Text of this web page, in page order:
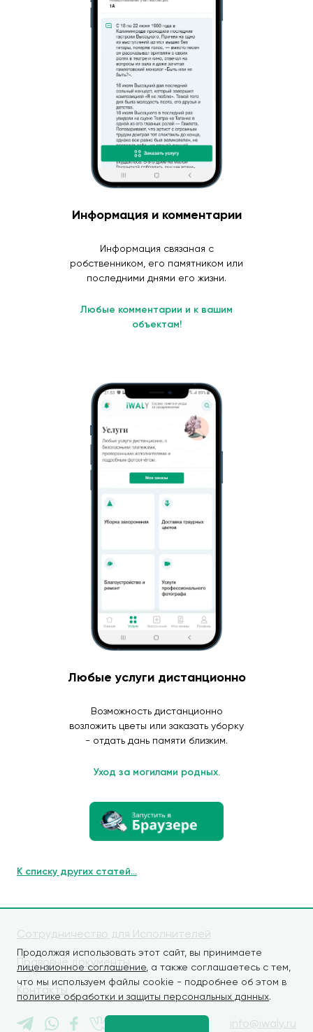
Продолжая использовать этот сайт, вы принимаете
лицензионное соглашение , а также соглашаетесь с тем,
что мы используем файлы cookie - подробнее об этом в
политике обработки и защиты персональных данных.
Информация и комментарии
Информация связаная с
робственником, его памятником или
последними днями его жизни.
Любые комментарии и к вашим
объектам!
Любые услуги дистанционно
Возможность дистанционно
возложить цветы или заказать уборку
- отдать дань памяти близким.
Уход за могилами родных.
К списку других статей...
Сотрудничество для Исполнителей
Правовые документы
Контакты
info@iwaly.ru